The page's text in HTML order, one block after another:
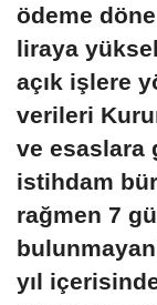
ödeme
liraya
açık işlere
verileri
ve esaslara
istihdam
rağmen 7
yıl